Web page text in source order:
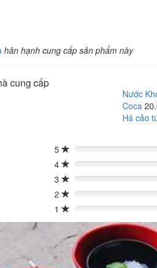
hân hạnh cung cấp sản phẩm này
cung cấp
Nước
Coca
Há cảo
5 0%
4
0%
3
0%
2
0%
1
0%